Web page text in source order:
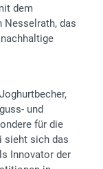
dem
Nesselrath, das
und
für die
sieht sich das
Innovator der